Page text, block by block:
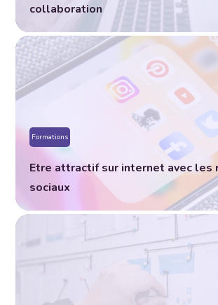
collaboration
Formations
Etre attractif sur internet avec les
sociaux